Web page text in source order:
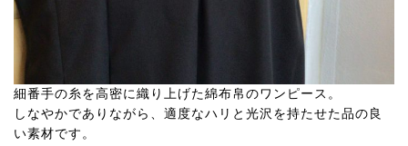
細番手の糸を高密に織り上げた綿布帛のワンピース。
しなやかでありながら、適度なハリと光沢を持たせた品の良
い素材です。